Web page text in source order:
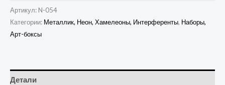
Артикул: N-054
Категории: Металлик, Неон, Хамелеоны, Интерференты, Наборы,
Арт-боксы
Детали